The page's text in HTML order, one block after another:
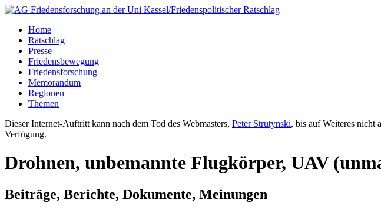
Home
Ratschlag
Presse
Friedensbewegung
Friedensforschung
Memorandum
Regionen
Themen
Dieser Internet-Auftritt kann nach dem Tod des Webmasters, Peter Strutynski, bis auf Weiteres nicht
Verfügung.
Drohnen, unbemannte Flugkörper, UAV
Beiträge, Berichte, Dokumente, Meinungen